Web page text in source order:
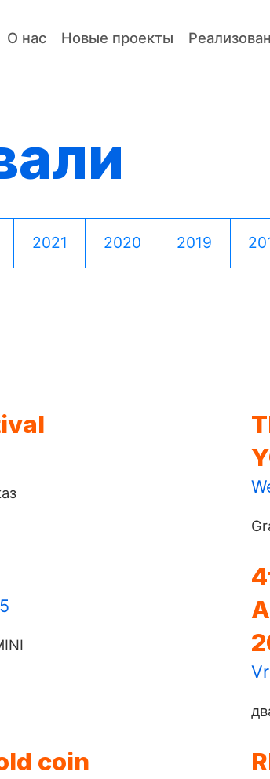
О нас Новые проекты
2021 2020 2019
coin